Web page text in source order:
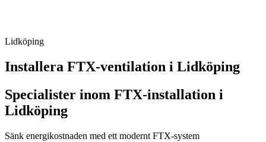
Lidköping
Installera FTX-ventilation i Lidköping
Specialister inom FTX-installation i
Lidköping
Sänk energikostnaden med ett modernt FTX-system